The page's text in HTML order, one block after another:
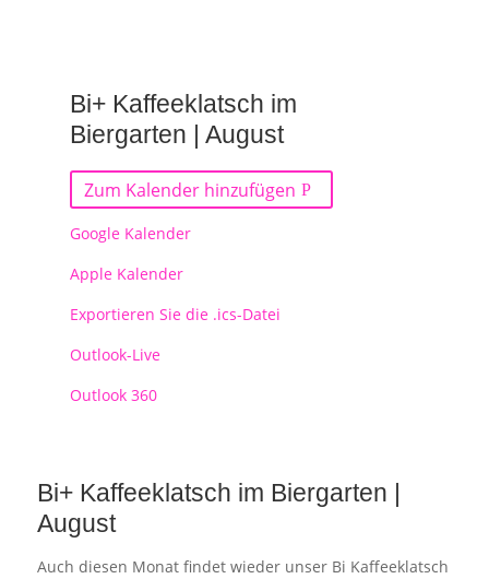
Bi+ Kaffeeklatsch im
Biergarten | August
Zum Kalender hinzufügen
Google Kalender
Apple Kalender
Exportieren Sie die .ics-Datei
Outlook-Live
Outlook 360
Bi+ Kaffeeklatsch im Biergarten |
August
Auch diesen Monat findet wieder unser Bi Kaffeeklatsch